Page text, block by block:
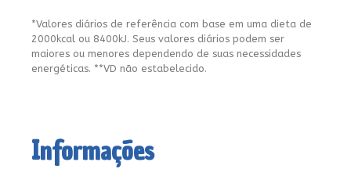
*Valores diários de referência com base em uma dieta de
2000kcal ou 8400kJ. Seus valores diários podem ser
maiores ou menores dependendo de suas necessidades
energéticas. **VD não estabelecido.
Informações